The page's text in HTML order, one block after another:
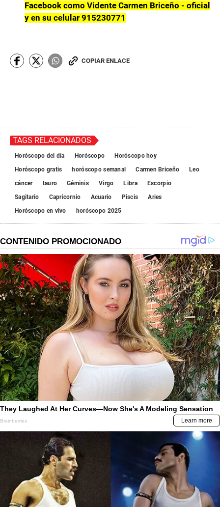
Facebook como Vidente Carmen Briceño - oficial
y en su celular 915230771
COPIAR ENLACE
TAGS RELACIONADOS
Horóscopo del día Horóscopo
Horóscopo hoy
Horóscopo gratis
horóscopo semanal Carmen Briceño
Leo
cáncer
tauro Géminis Virgo Libra
Escorpio
Sagitario
Capricornio Acuario Piscis
Aries
Horóscopo en vivo
horóscopo 2025